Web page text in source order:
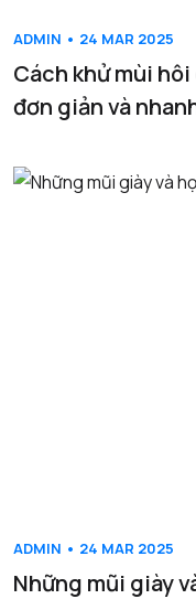
ADMIN • 24 MAR 2025
Cách khử mùi
đơn giản và
ADMIN • 24 MAR 2025
Những mũi giày